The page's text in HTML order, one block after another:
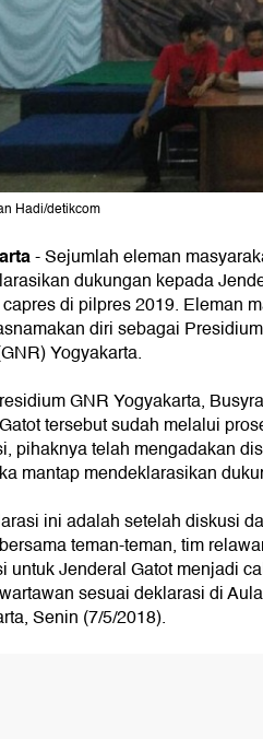
Hadi/detikcom
-Sejumlah eleman
dukungan kepada
di pilpres 2019. Eleman
diri sebagai
Yogyakarta.
GNR Yogyakarta,
tersebut sudah melalui
pihaknya telah mengadakan
mantap mendeklarasikan
ini adalah setelah diskusi
teman-teman, tim
untuk Jenderal Gatot menjadi
sesuai deklarasi di
Senin (7/5/2018).